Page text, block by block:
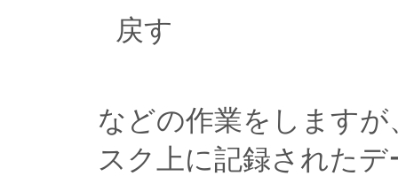
戻す
などの作業をします
スク上に記録された